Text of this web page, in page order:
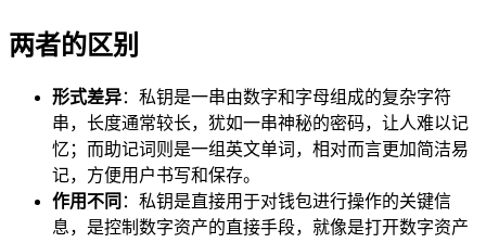
两者的区别
形式差异：私钥是一串由数字和字母组成的复杂字符
串，长度通常较长，犹如一串神秘的密码，让人难以记
忆；而助记词则是一组英文单词，相对而言更加简洁易
记，方便用户书写和保存。
作用不同 ：私钥是直接用于对钱包进行操作的关键信
息，是控制数字资产的直接手段，就像是打开数字资产